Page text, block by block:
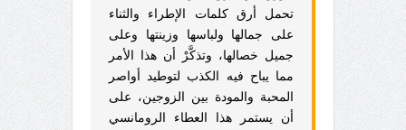
تحمل أرق كلمات الإطراء والثناء
على جمالها ولباسها وزينتها وعلى
جميل خصالها، وتذكَّرْ أن هذا الأمر
مما يباح فيه الكذب لتوطيد أواصر
المحبة والمودة بين الزوجين، على
أن يستمر هذا العطاء الرومانسي